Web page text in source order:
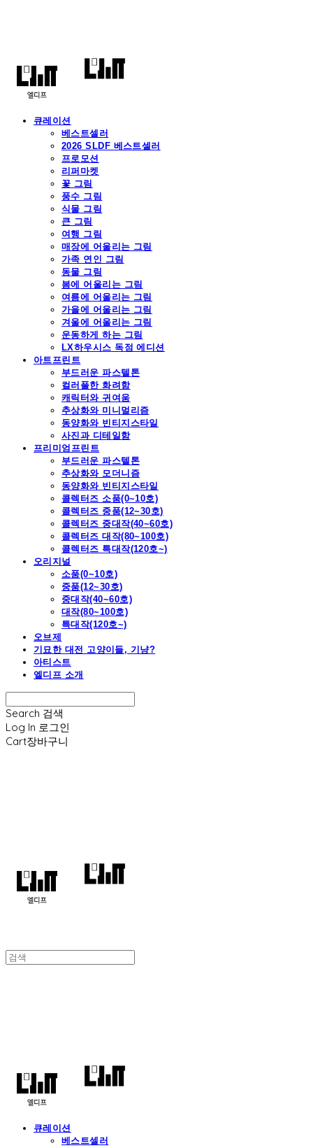
큐레이션
베스트셀러
2026 SLDF 베스트셀러
프로모션
리퍼마켓
꽃 그림
풍수 그림
식물 그림
큰 그림
여행 그림
매장에 어울리는 그림
가족 연인 그림
동물 그림
봄에 어울리는 그림
여름에 어울리는 그림
가을에 어울리는 그림
겨울에 어울리는 그림
운동하게 하는 그림
LX하우시스 독점 에디션
아트프린트
부드러운 파스텔톤
컬러풀한 화려함
캐릭터와 귀여움
추상화와 미니멀리즘
동양화와 빈티지스타일
사진과 디테일함
프리미엄프린트
부드러운 파스텔톤
추상화와 모더니즘
동양화와 빈티지스타일
콜렉터즈 소품(0~10호)
콜렉터즈 중품(12~30호)
콜렉터즈 중대작(40~60호)
콜렉터즈 대작(80~100호)
콜렉터즈 특대작(120호~)
오리지널
소품(0~10호)
중품(12~30호)
중대작(40~60호)
대작(80~100호)
특대작(120호~)
오브제
기묘한 대전 고양이들, 기냥?
아티스트
엘디프 소개
Search 검색
Log In 로그인
Cart장바구니
큐레이션
베스트셀러